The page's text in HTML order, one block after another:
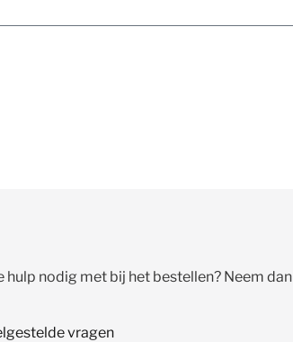
hulp nodig met bij het bestellen? Neem dan
vragen